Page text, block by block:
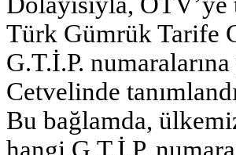
Türk Gümrük Tarife
G.T.İ.P.
Cetvelinde
Bu bağlamda,